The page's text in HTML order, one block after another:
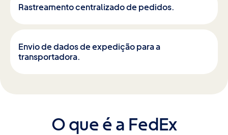
Rastreamento centralizado de pedidos.
Envio de dados de expedição para a
transportadora.
O que é a FedEx